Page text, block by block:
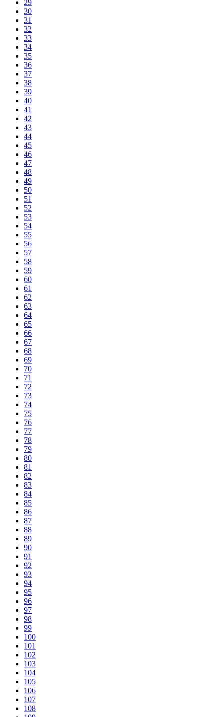
29
30
31
32
33
34
35
36
37
38
39
40
41
42
43
44
45
46
47
48
49
50
51
52
53
54
55
56
57
58
59
60
61
62
63
64
65
66
67
68
69
70
71
72
73
74
75
76
77
78
79
80
81
82
83
84
85
86
87
88
89
90
91
92
93
94
95
96
97
98
99
100
101
102
103
104
105
106
107
108